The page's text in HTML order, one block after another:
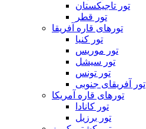
تور تاجیکستان
تور قطر
تورهای قاره آفریقا
تور کنیا
تور موریس
تور سیشل
تور تونس
تور آفریقای جنوبی
تورهای قاره آمریکا
تور کانادا
تور برزیل